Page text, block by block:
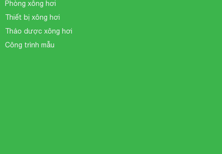
Phòng xông hơi
Thiết bị xông hơi
Thảo dược xông hơi
Công trình mẫu